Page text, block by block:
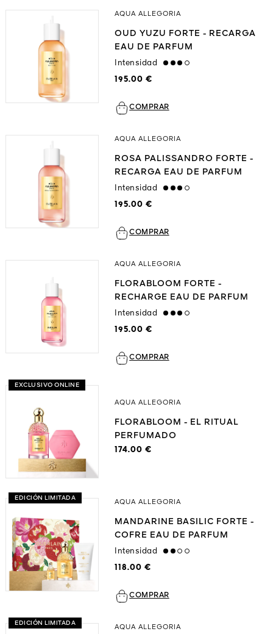
AQUA ALLEGORIA
OUD YUZU FORTE - RECARGA
EAU DE PARFUM
Intensidad
high
195.00 €
COMPRAR
AQUA ALLEGORIA
ROSA PALISSANDRO FORTE -
RECARGA EAU DE PARFUM
Intensidad
high
195.00 €
COMPRAR
AQUA ALLEGORIA
FLORABLOOM FORTE -
RECHARGE EAU DE PARFUM
Intensidad
high
195.00 €
COMPRAR
EXCLUSIVO ONLINE
AQUA ALLEGORIA
FLORABLOOM - EL RITUAL
PERFUMADO
174.00 €
EDICIÓN LIMITADA
AQUA ALLEGORIA
MANDARINE BASILIC FORTE -
COFRE EAU DE PARFUM
Intensidad
medium
118.00 €
COMPRAR
EDICIÓN LIMITADA
AQUA ALLEGORIA